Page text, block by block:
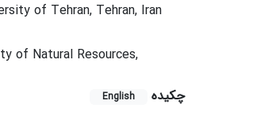
of Tehran, Tehran, Iran
of Natural Resources,
چکیده
English